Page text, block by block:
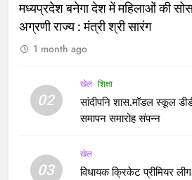
मध्यप्रदेश बनेगा देश में महिलाओं की
अग्रणी राज्य : मंत्री श्री सारंग
1 month ago
02
खेल शिक्षा
सांदीपनि शास.मॉडल स्कूल
समापन समारोह संपन्न
03
खेल
विधायक क्रिकेट प्रीमियर